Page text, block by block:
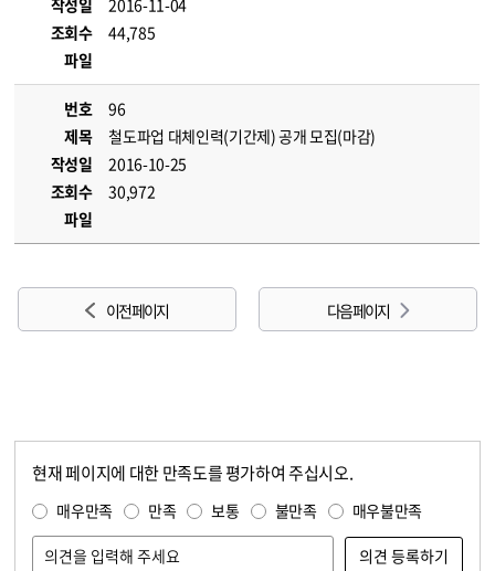
작성일
2016-11-04
조회수
44,785
파일
번호
96
제목
철도파업 대체인력(기간제) 공개 모집(마감)
작성일
2016-10-25
조회수
30,972
파일
이전 페이지 다음 페이지
현재 페이지에 대한 만족도를 평가하여 주십시오.
매우만족 만족 보통 불만족 매우불만족